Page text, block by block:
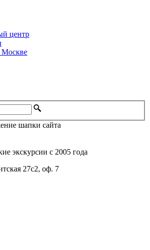
центр
Москве
экскурсии с 2005 года
27с2, оф. 7